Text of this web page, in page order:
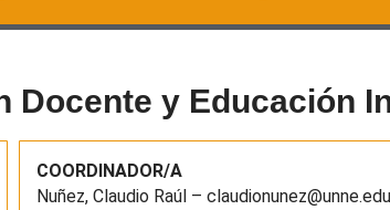
Docente y Educación
COORDINADOR/A
Nuñez, Claudio Raúl –